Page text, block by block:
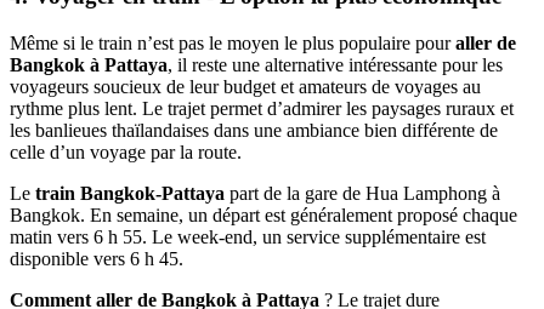
Même si le train n’est pas le moyen le plus populaire pouraller de
Bangkok à Pattaya, il reste une alternative intéressante pour les
voyageurs soucieux de leur budget et amateurs de voyages au
rythme plus lent. Le trajet permet d’admirer les paysages ruraux et
les banlieues thaïlandaises dans une ambiance bien différente de
celle d’un voyage par la route.
Le train Bangkok-Pattaya part de la gare de Hua Lamphong à
Bangkok. En semaine, un départ est généralement proposé chaque
matin vers 6 h 55. Le week-end, un service supplémentaire est
disponible vers 6 h 45.
Comment aller de Bangkok à Pattaya ? Le trajet dure